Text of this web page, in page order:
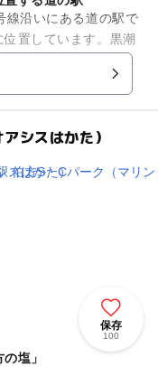
線沿いにある道の駅で
置しています。黒潮
海産物や、果汁たっ
シスはかた）
保存
100
塩」